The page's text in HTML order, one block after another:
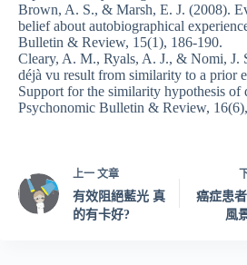
Brown, A. S., & Marsh, E. J. (2008).
belief about autobiographical
Bulletin & Review, 15(1), 186-190.
Cleary, A. M., Ryals, A. J., & Nomi, J.
déjà vu result from similarity to a prior
Support for the similarity hypothesis of
Psychonomic Bulletin & Review,
上一 文章
有效阻絕藍光 真
的有卡好?
癌症患
風